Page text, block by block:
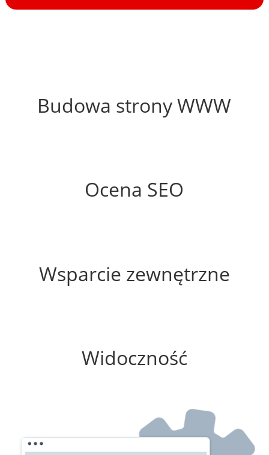
Budowa strony WWW
Ocena SEO
Wsparcie zewnętrzne
Widoczność